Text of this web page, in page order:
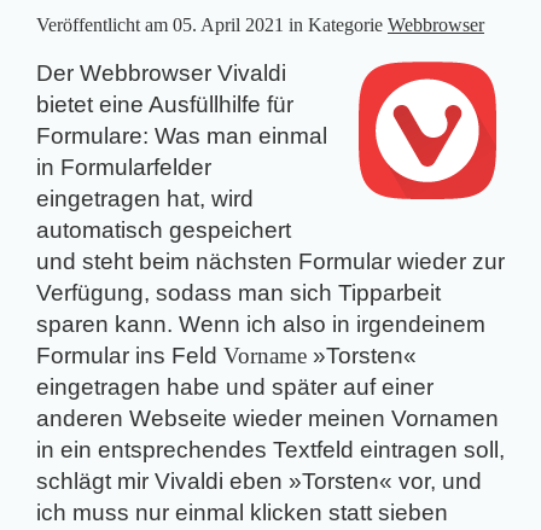
Veröffentlicht am 05. April 2021 in Kategorie Webbrowser
Der Webbrowser Vivaldi
bietet eine Ausfüllhilfe für
Formulare: Was man einmal
in Formularfelder
eingetragen hat, wird
automatisch gespeichert
und steht beim nächsten Formular wieder zur
Verfügung, sodass man sich Tipparbeit
sparen kann. Wenn ich also in irgendeinem
Formular ins Feld Vorname »Torsten«
eingetragen habe und später auf einer
anderen Webseite wieder meinen Vornamen
in ein entsprechendes Textfeld eintragen soll,
schlägt mir Vivaldi eben »Torsten« vor, und
ich muss nur einmal klicken statt sieben